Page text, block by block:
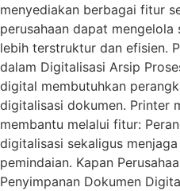
menyediakan berbagai fitur
perusahaan dapat mengelola
lebih terstruktur dan efisien.
dalam Digitalisasi Arsip
digital membutuhkan
digitalisasi dokumen. Printer
membantu melalui fitur:
digitalisasi sekaligus
pemindaian. Kapan
Penyimpanan Dokumen